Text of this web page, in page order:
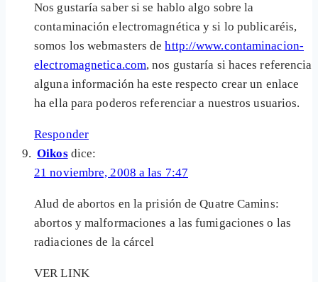
Nos gustaría saber si se hablo algo sobre la
contaminación electromagnética y si lo publicaréis,
somos los webmasters dehttp://www.contaminacion-
electromagnetica.com, nos gustaría si haces referencia
alguna información ha este respecto crear un enlace
ha ella para poderos referenciar a nuestros usuarios.
Responder
Oikos dice:
21 noviembre, 2008 a las 7:47
Alud de abortos en la prisión de Quatre Camins:
abortos y malformaciones a las fumigaciones o las
radiaciones de la cárcel
VER LINK